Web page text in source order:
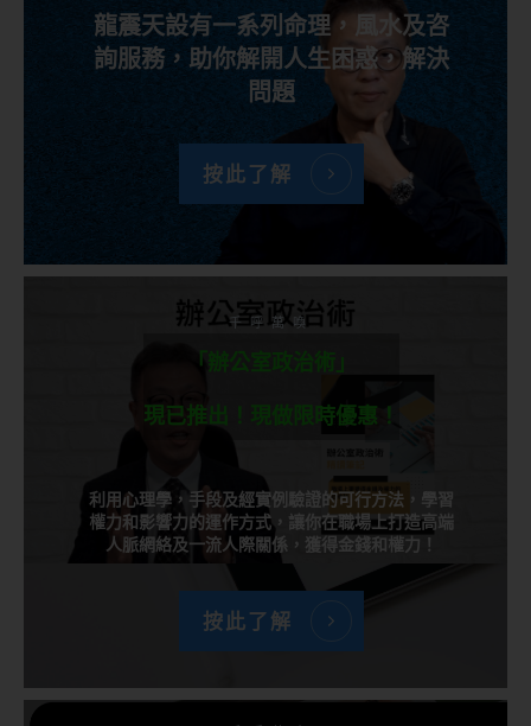
龍震天設有一系列命理，風水及咨
詢服務，助你解開人生困惑，解決
問題
按此了解
千呼萬喚
「辦公室政治術」
現已推出！現做限時優惠！
利用心理學，手段及經實例驗證的可行方法，學習
權力和影響力的運作方式，讓你在職場上打造高端
人脈網絡及一流人際關係，獲得金錢和權力！
按此了解